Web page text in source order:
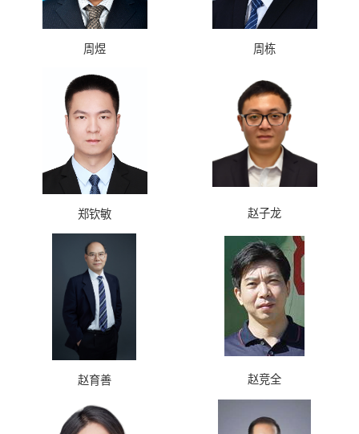
周煜 周栋
郑钦敏 赵子龙
赵育善 赵竞全